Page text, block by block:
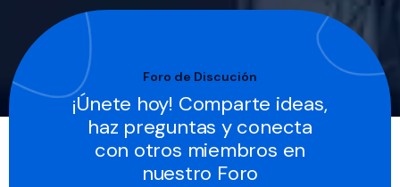
Foro de Discución
¡Únete hoy! Comparte ideas,
haz preguntas y conecta
con otros miembros en
nuestro Foro